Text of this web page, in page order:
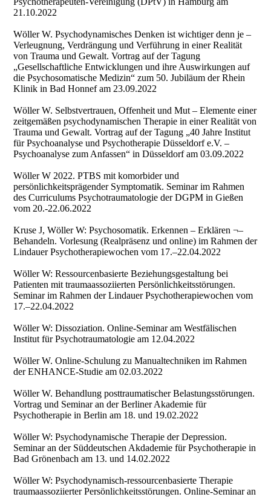
21.10.2022
Wöller W. Psychodynamisches Denken ist wichtiger denn je –
Verleugnung, Verdrängung und Verführung in einer Realität
von Trauma und Gewalt. Vortrag auf der Tagung
„Gesellschaftliche Entwicklungen und ihre Auswirkungen auf
die Psychosomatische Medizin“ zum 50. Jubiläum der Rhein
Klinik in Bad Honnef am 23.09.2022
Wöller W. Selbstvertrauen, Offenheit und Mut – Elemente einer
zeitgemäßen psychodynamischen Therapie in einer Realität von
Trauma und Gewalt. Vortrag auf der Tagung „40 Jahre Institut
für Psychoanalyse und Psychotherapie Düsseldorf e.V. –
Psychoanalyse zum Anfassen“ in Düsseldorf am 03.09.2022
Wöller W 2022. PTBS mit komorbider und
persönlichkeitsprägender Symptomatik. Seminar im Rahmen
des Curriculums Psychotraumatologie der DGPM in Gießen
vom 20.-22.06.2022
Kruse J, Wöller W: Psychosomatik. Erkennen – Erklären ¬–
Behandeln. Vorlesung (Realpräsenz und online) im Rahmen der
Lindauer Psychotherapiewochen vom 17.–22.04.2022
Wöller W: Ressourcenbasierte Beziehungsgestaltung bei
Patienten mit traumaassoziierten Persönlichkeitsstörungen.
Seminar im Rahmen der Lindauer Psychotherapiewochen vom
17.–22.04.2022
Wöller W: Dissoziation. Online-Seminar am Westfälischen
Institut für Psychotraumatologie am 12.04.2022
Wöller W. Online-Schulung zu Manualtechniken im Rahmen
der ENHANCE-Studie am 02.03.2022
Wöller W. Behandlung posttraumatischer Belastungsstörungen.
Vortrag und Seminar an der Berliner Akademie für
Psychotherapie in Berlin am 18. und 19.02.2022
Wöller W: Psychodynamische Therapie der Depression.
Seminar an der Süddeutschen Akdademie für Psychotherapie in
Bad Grönenbach am 13. und 14.02.2022
Wöller W: Psychodynamisch-ressourcenbasierte Therapie
traumaassoziierter Persönlichkeitsstörungen. Online-Seminar an